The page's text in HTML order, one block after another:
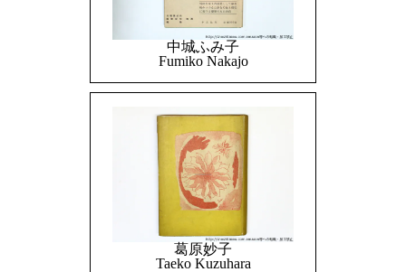
中城ふみ子
Fumiko Nakajo
葛原妙子
Taeko Kuzuhara